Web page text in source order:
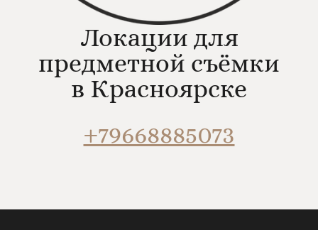
Локации для
предметной съёмки
в Красноярске
+79668885073